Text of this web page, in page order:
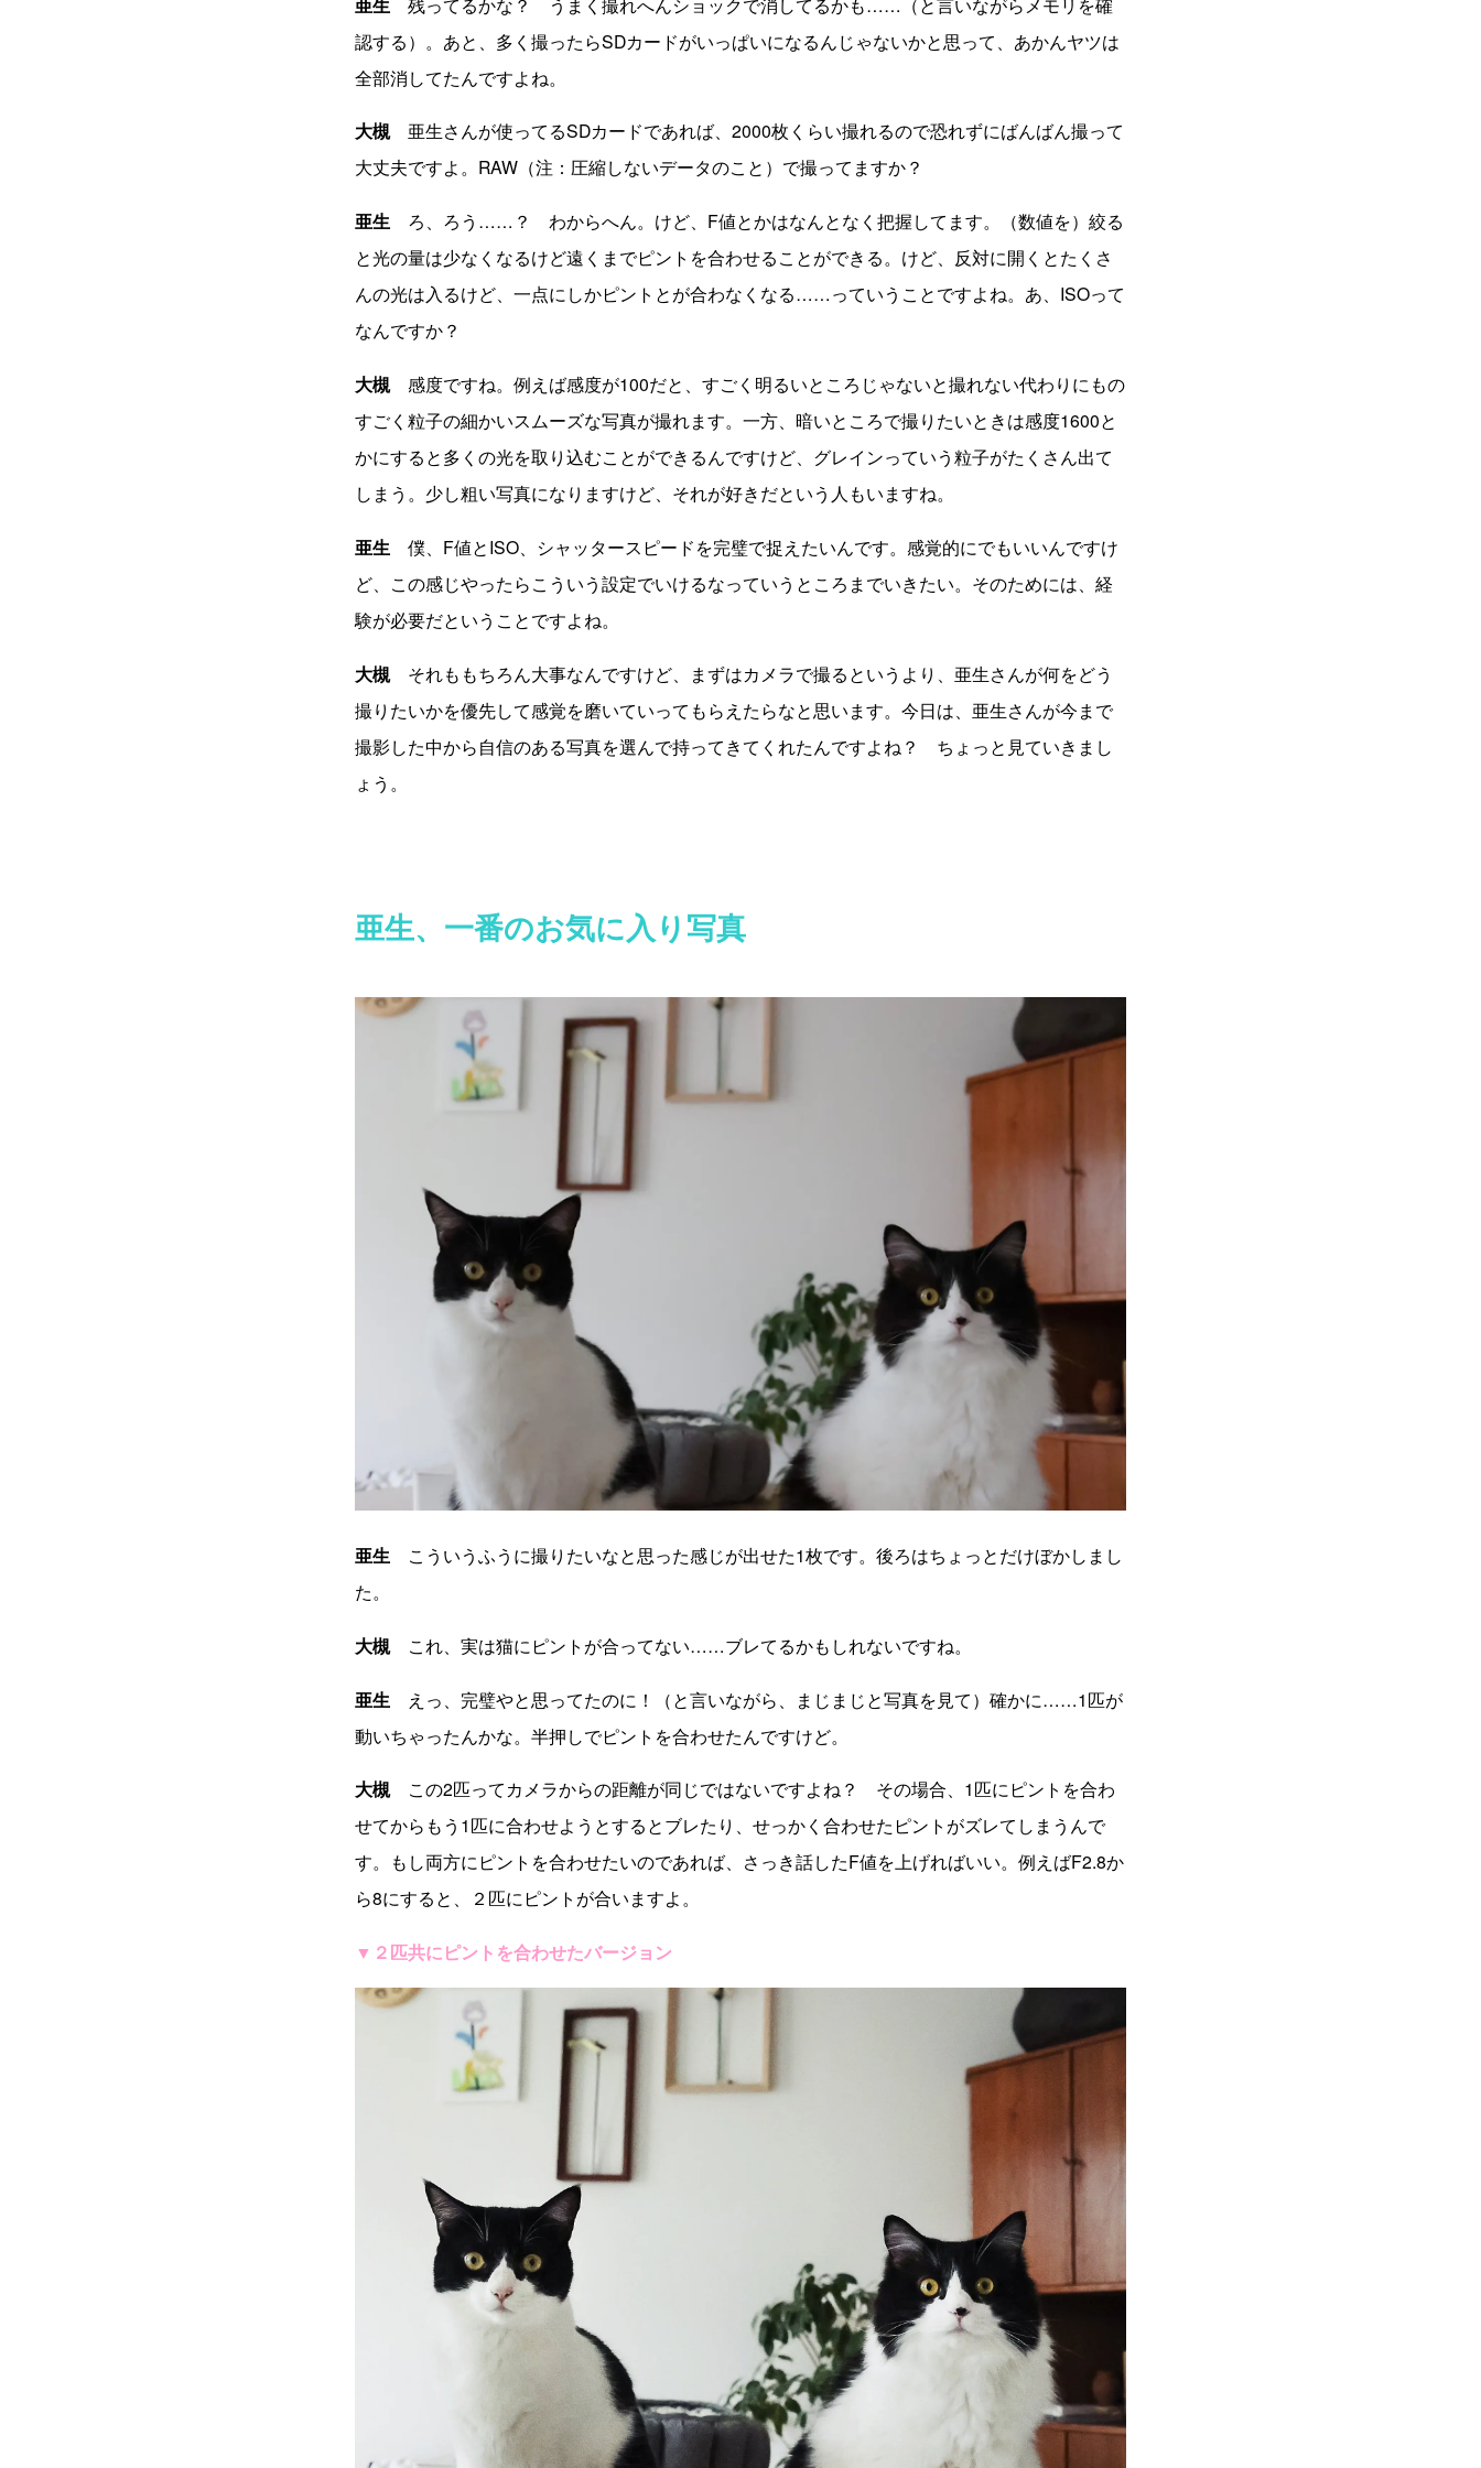
認する）。あと、多く撮ったらSDカードがいっぱいになるんじゃないかと思って、あかんヤツは
全部消してたんですよね。
大槻亜生さんが使ってるSDカードであれば、2000枚くらい撮れるので恐れずにばんばん撮って
大丈夫ですよ。RAW（注：圧縮しないデータのこと）で撮ってますか？
亜生 ろ、ろう……？ わからへん。けど、F値とかはなんとなく把握してます。（数値を）絞る
と光の量は少なくなるけど遠くまでピントを合わせることができる。けど、反対に開くとたくさ
んの光は入るけど、一点にしかピントとが合わなくなる……っていうことですよね。あ、ISOって
なんですか？
大槻感度ですね。例えば感度が100だと、すごく明るいところじゃないと撮れない代わりにもの
すごく粒子の細かいスムーズな写真が撮れます。一方、暗いところで撮りたいときは感度1600と
かにすると多くの光を取り込むことができるんですけど、グレインっていう粒子がたくさん出て
しまう。少し粗い写真になりますけど、それが好きだという人もいますね。
亜生 僕、F値とISO、シャッタースピードを完璧で捉えたいんです。感覚的にでもいいんですけ
ど、この感じやったらこういう設定でいけるなっていうところまでいきたい。そのためには、経
験が必要だということですよね。
大槻それももちろん大事なんですけど、まずはカメラで撮るというより、亜生さんが何をどう
撮りたいかを優先して感覚を磨いていってもらえたらなと思います。今日は、亜生さんが今まで
撮影した中から自信のある写真を選んで持ってきてくれたんですよね？ ちょっと見ていきまし
ょう。
亜生、一番のお気に入り写真
亜生 こういうふうに撮りたいなと思った感じが出せた1枚です。後ろはちょっとだけぼかしまし
た。
大槻これ、実は猫にピントが合ってない……ブレてるかもしれないですね。
亜生 えっ、完璧やと思ってたのに！（と言いながら、まじまじと写真を見て）確かに……1匹が
動いちゃったんかな。半押しでピントを合わせたんですけど。
大槻この2匹ってカメラからの距離が同じではないですよね？ その場合、1匹にピントを合わ
せてからもう1匹に合わせようとするとブレたり、せっかく合わせたピントがズレてしまうんで
す。もし両方にピントを合わせたいのであれば、さっき話したF値を上げればいい。例えばF2.8か
ら8にすると、２匹にピントが合いますよ。
▼２匹共にピントを合わせたバージョン